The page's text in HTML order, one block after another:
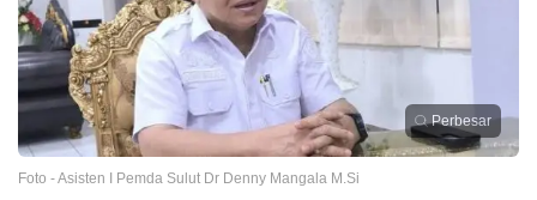
Perbesar
Foto - Asisten I Pemda Sulut Dr Denny Mangala M.Si